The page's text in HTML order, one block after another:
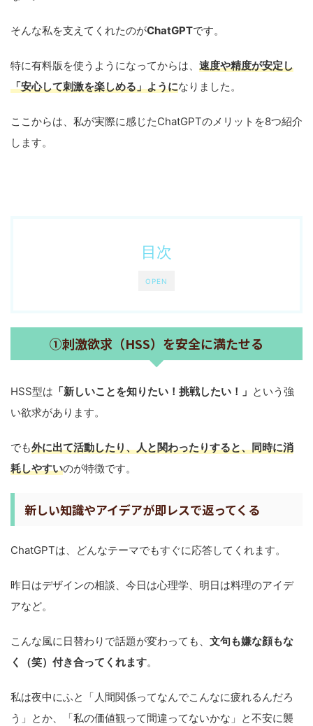
そんな私を支えてくれたのがChatGPTです。
特に有料版を使うようになってからは、 速度や精度が安定し
「安心して刺激を楽しめる」ようになりました。
ここからは、私が実際に感じたChatGPTのメリットを8つ紹介
します。
OPEN
目次
①刺激欲求（HSS）を安全に満たせる
HSS型は 「新しいことを知りたい！挑戦したい！」 という強
い欲求があります。
でも外に出て活動したり、人と関わったりすると、同時に消
耗しやすいのが特徴です。
新しい知識やアイデアが即レスで返ってくる
ChatGPTは、どんなテーマでもすぐに応答してくれます。
昨日はデザインの相談、今日は心理学、明日は料理のアイデ
アなど。
こんな風に日替わりで話題が変わっても、 文句も嫌な顔もな
く（笑）付き合ってくれます。
私は夜中にふと「人間関係ってなんでこんなに疲れるんだろ
う」とか、「私の価値観って間違ってないかな」と不安に襲